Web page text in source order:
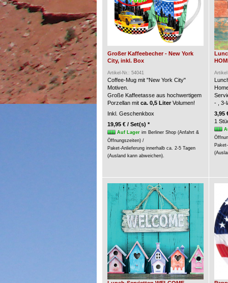
Großer Kaffeebecher - New York
City, inkl. Box
Artikel-Nr.: 54041
Coffee-Mug mit "New York City"
Motiven.
Große Kaffeetasse aus hochwertigem
Porzellan mit ca. 0,5 LiterVolumen!
Inkl. Geschenkbox
19,95 € / Set(s) *
Auf Lagerim Berliner Shop (Anfahrt &
Öffnungszeiten) /
Paket-Anlieferung innerhalb ca. 2-5 Tagen
(Ausland kann abweichen).
- , 3-
3,95
1